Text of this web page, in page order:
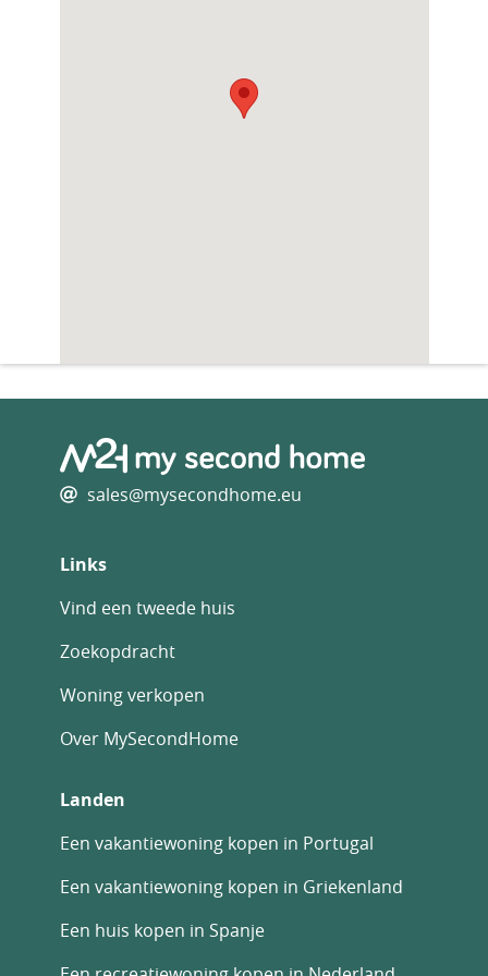
sales@mysecondhome.eu
Links
Vind een tweede huis
Zoekopdracht
Woning verkopen
Over MySecondHome
Landen
Een vakantiewoning kopen in Portugal
Een vakantiewoning kopen in Griekenland
Een huis kopen in Spanje